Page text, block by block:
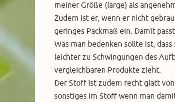
meiner Größe (large) als
Zudem ist er, wenn er nicht
geringes Packmaß ein. Damit
Was man bedenken sollte ist,
leichter zu Schwingungen des
vergleichbaren Produkte zieht.
Der Stoff ist zudem recht glatt
sonstiges im Stoff wenn man